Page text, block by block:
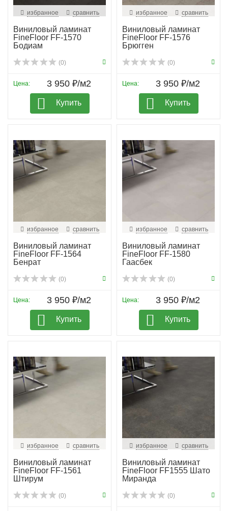
избранное сравнить
Виниловый ламинат
FineFloor FF-1570
Бодиам
(0)
Цена: 3 950 ₽/м2
Купить
избранное сравнить
Виниловый ламинат
FineFloor FF-1576
Брюгген
(0)
Цена: 3 950 ₽/м2
Купить
избранное сравнить
Виниловый ламинат
FineFloor FF-1564
Бенрат
(0)
Цена: 3 950 ₽/м2
Купить
избранное сравнить
Виниловый ламинат
FineFloor FF-1580
Гаасбек
(0)
Цена: 3 950 ₽/м2
Купить
избранное сравнить
Виниловый ламинат
FineFloor FF-1561
Штирум
(0)
избранное сравнить
Виниловый ламинат
FineFloor FF1555 Шато
Миранда
(0)